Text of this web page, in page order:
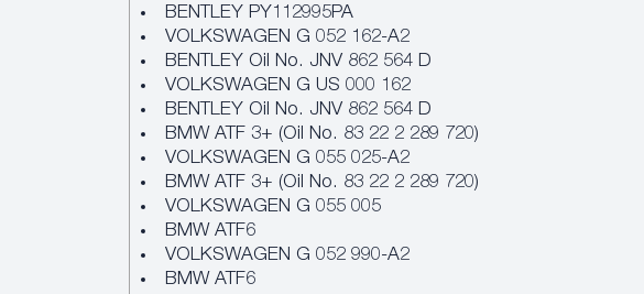
BENTLEY PY112995PA
VOLKSWAGEN G 052 162-A2
BENTLEY Oil No. JNV 862 564 D
VOLKSWAGEN G US 000 162
BENTLEY Oil No. JNV 862 564 D
BMW ATF 3+ (Oil No. 83 22 2 289 720)
VOLKSWAGEN G 055 025-A2
BMW ATF 3+ (Oil No. 83 22 2 289 720)
VOLKSWAGEN G 055 005
BMW ATF6
VOLKSWAGEN G 052 990-A2
BMW ATF6